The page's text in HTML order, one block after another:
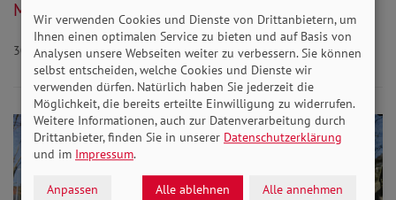
Mehr lesen
30.04.2021
Wir verwenden Cookies und Dienste von Drittanbietern, um
Ihnen einen optimalen Service zu bieten und auf Basis von
Analysen unsere Webseiten weiter zu verbessern. Sie können
selbst entscheiden, welche Cookies und Dienste wir
verwenden dürfen. Natürlich haben Sie jederzeit die
Möglichkeit, die bereits erteilte Einwilligung zu widerrufen.
Weitere Informationen, auch zur Datenverarbeitung durch
Drittanbieter, finden Sie in unserer Datenschutzerklärung
und im Impressum.
Anpassen Alle ablehnen Alle annehmen